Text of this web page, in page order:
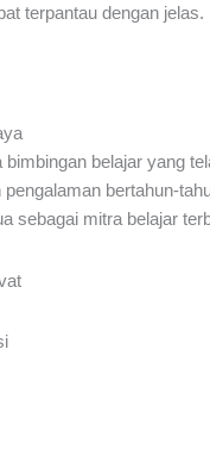
terpantau dengan jelas.
belajar yang
bertahun-
sebagai mitra belajar